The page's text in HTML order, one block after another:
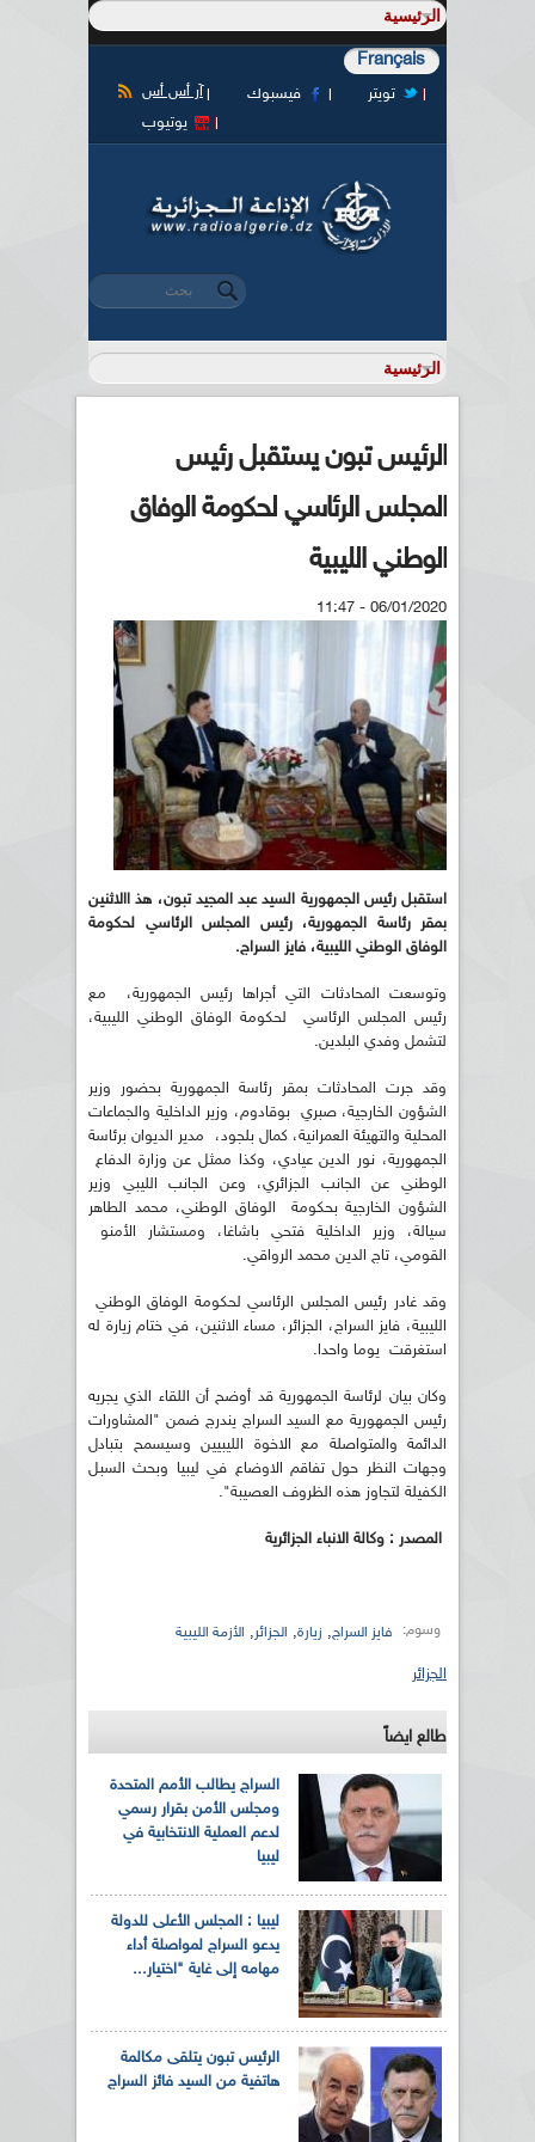
Français
آر أس أس فيسبوك
تويتر
يوتيوب
استمارة البحث
‏بحث ‏
الرئيس تبون يستقبل رئيس
المجلس الرئاسي لحكومة الوفاق
الوطني الليبية
06/01/2020 - 11:47
استقبل رئيس الجمهورية السيد عبد المجيد تبون، هذ االاثنين
بمقر رئاسة الجمهورية، رئيس المجلس الرئاسي لحكومة
الوفاق الوطني الليبية، فايز السراج.
وتوسعت المحادثات التي أجراها رئيس الجمهورية، مع
رئيس المجلس الرئاسي لحكومة الوفاق الوطني الليبية،
لتشمل وفدي البلدين.
وقد جرت المحادثات بمقر رئاسة الجمهورية بحضور وزير
الشؤون الخارجية، صبري بوقادوم، وزير الداخلية والجماعات
المحلية والتهيئة العمرانية، كمال بلجود، مدير الديوان برئاسة
الجمهورية، نور الدين عيادي، وكذا ممثل عن وزارة الدفاع
الوطني عن الجانب الجزائري، وعن الجانب الليبي وزير
الشؤون الخارجية بحكومة الوفاق الوطني، محمد الطاهر
سيالة، وزير الداخلية فتحي باشاغا، ومستشار الأمنو
القومي، تاج الدين محمد الرواقي.
وقد غادر رئيس المجلس الرئاسي لحكومة الوفاق الوطني
الليبية، فايز السراج، الجزائر، مساء الاثنين، في ختام زيارة له
استغرقت يوما واحدا.
وكان بيان لرئاسة الجمهورية قد أوضح أن اللقاء الذي يجريه
رئيس الجمهورية مع السيد السراج يندرج ضمن "المشاورات
الدائمة والمتواصلة مع الاخوة الليبيين وسيسمح بتبادل
وجهات النظر حول تفاقم الاوضاع في ليبيا وبحث السبل
الكفيلة لتجاوز هذه الظروف العصيبة".
المصدر : وكالة الانباء الجزائرية
وسوم: فايز السراج, زيارة, الجزائر, الأزمة الليبية
الجزائر
طالع ايضاً
السراج يطالب الأمم المتحدة
ومجلس الأمن بقرار رسمي
لدعم العملية الانتخابية في
ليبيا
ليبيا : المجلس الأعلى للدولة
يدعو السراج لمواصلة أداء
مهامه إلى غاية "اختيار...
الرئيس تبون يتلقى مكالمة
هاتفية من السيد فائز السراج